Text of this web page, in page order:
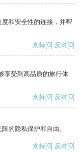
和安全性的连接，并帮
支持[0] 反对[0]
享受到高品质的旅行体
支持[0] 反对[0]
的隐私保护和自由。
支持[0] 反对[0]